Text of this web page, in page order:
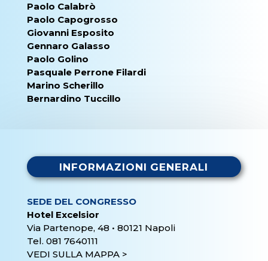
Paolo Calabrò
Paolo Capogrosso
Giovanni Esposito
Gennaro Galasso
Paolo Golino
Pasquale Perrone Filardi
Marino Scherillo
Bernardino Tuccillo
INFORMAZIONI GENERALI
SEDE DEL CONGRESSO
Hotel Excelsior
Via Partenope, 48 • 80121 Napoli
Tel. 081 7640111
VEDI SULLA MAPPA >